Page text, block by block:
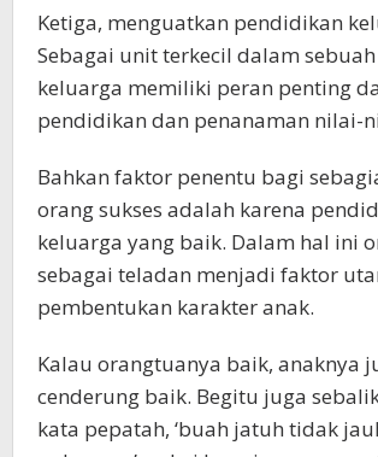
Ketiga, menguatkan pendidikan
Sebagai unit terkecil dalam
keluarga memiliki peran penting
pendidikan dan penanaman nilai-
Bahkan faktor penentu bagi
orang sukses adalah karena
keluarga yang baik. Dalam hal ini
sebagai teladan menjadi faktor
pembentukan karakter anak.
Kalau orangtuanya baik, anaknya
cenderung baik. Begitu juga
kata pepatah, ‘buah jatuh tidak